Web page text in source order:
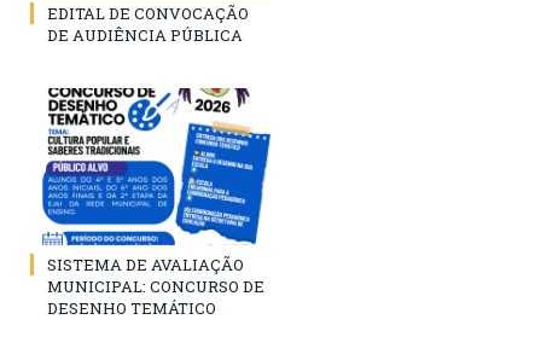
EDITAL DE CONVOCAÇÃO
DE AUDIÊNCIA PÚBLICA
SISTEMA DE AVALIAÇÃO
MUNICIPAL: CONCURSO DE
DESENHO TEMÁTICO